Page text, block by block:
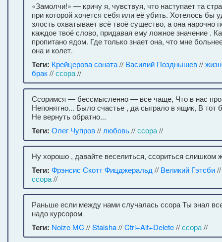
«Замолчи!» — кричу я, чувствуя, что наступает та
при которой хочется себя или её убить. Хотелось бы
злость охватывает всё твоё существо, а она нарочно
каждое твоё слово, придавая ему ложное значение .
пропитано ядом. Где только знает она, что мне
она и колет.
Теги: Крейцерова соната// Василий Позднышев//
брак//ссора//
Ссоримся — бессмысленно — все чаще, Что в нас
Непонятно... Было счастье , да сыграло в ящик, В тот
Не вернуть обратно...
Теги: Олег Чупров// любовь//ссора//
Ну хорошо , давайте веселиться, ссориться слишком
Теги: Фрэнсис Скотт Фицджеральд // Великий Гэтсби
ссора//
Раньше если между нами случалась ссора Ты знал
надо курсором
Теги: Noize MC //Staisha//Ctrl+Alt+Delete//ссора//